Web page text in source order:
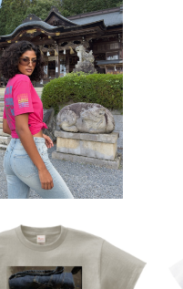
カット アウトドア オ
イズ United Athle 4.
イシルキータッチ 半袖
ル デザイン アメリカン
ジュアル コーデ インナ
ス アンダー ウェア カッ
い替え 人気 定番 重ね
シンプル Thank
s
¥6,100